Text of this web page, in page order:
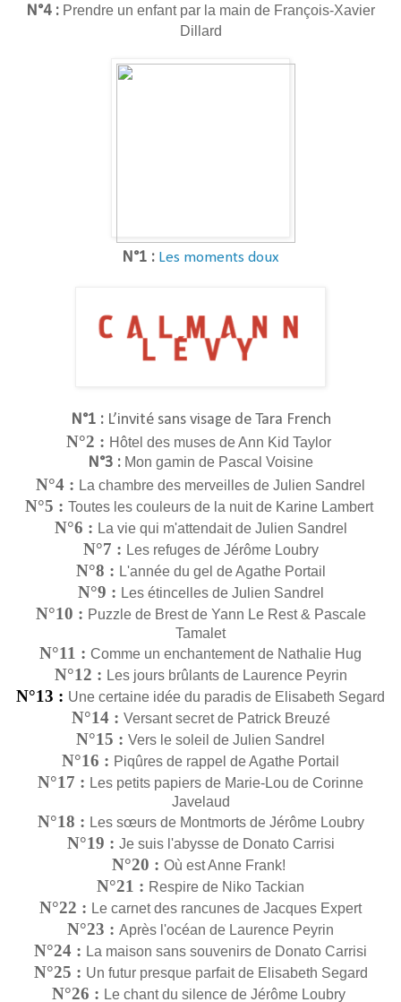
N°4 : Prendre un enfant par la main de François-Xavier
Dillard
N°1 : Les moments doux
N°1 :L’invité sans visage de Tara French
N°2 : Hôtel des muses de Ann Kid Taylor
N°3 : Mon gamin de Pascal Voisine
N°4 : La chambre des merveilles de Julien Sandrel
N°5 : Toutes les couleurs de la nuit de Karine Lambert
N°6 : La vie qui m'attendait de Julien Sandrel
N°7 : Les refuges de Jérôme Loubry
N°8 : L'année du gel de Agathe Portail
N°9 : Les étincelles de Julien Sandrel
N°10 : Puzzle de Brest de Yann Le Rest & Pascale
Tamalet
N°11 : Comme un enchantement de Nathalie Hug
N°12 : Les jours brûlants de Laurence Peyrin
N°13 : Une certaine idée du paradis de Elisabeth Segard
N°14 : Versant secret de Patrick Breuzé
N°15 : Vers le soleil de Julien Sandrel
N°16 : Piqûres de rappel de Agathe Portail
N°17 : Les petits papiers de Marie-Lou de Corinne
Javelaud
N°18 : Les sœurs de Montmorts de Jérôme Loubry
N°19 : Je suis l'abysse de Donato Carrisi
N°20 : Où est Anne Frank!
N°21 : Respire de Niko Tackian
N°22 : Le carnet des rancunes de Jacques Expert
N°23 : Après l'océan de Laurence Peyrin
N°24 : La maison sans souvenirs de Donato Carrisi
N°25 : Un futur presque parfait de Elisabeth Segard
N°26 : Le chant du silence de Jérôme Loubry